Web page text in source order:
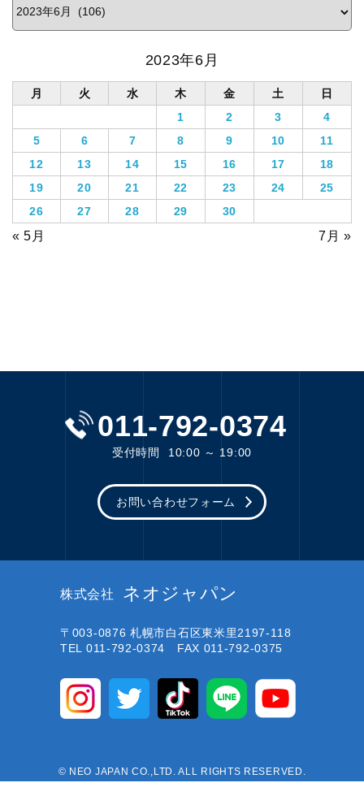
2023年6月
月 火 水 木 金 土
日
1
2 3
4
5
6 7 8 9 10
11
12
13 14 15 16 17
18
19
20 21 22 23 24
25
26
27 28 29 30
« 5月 7月 »
011-792-0374
受付時間 10:00 ～ 19:00
お問い合わせフォーム
株式会社 ネオジャパン
〒003-0876 札幌市白石区東米里2197-118
TEL 011-792-0374 FAX 011-792-0375
© NEO JAPAN CO.,LTD. ALL RIGHTS RESERVED.